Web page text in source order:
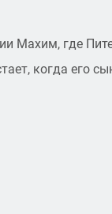
Махим, где
когда его